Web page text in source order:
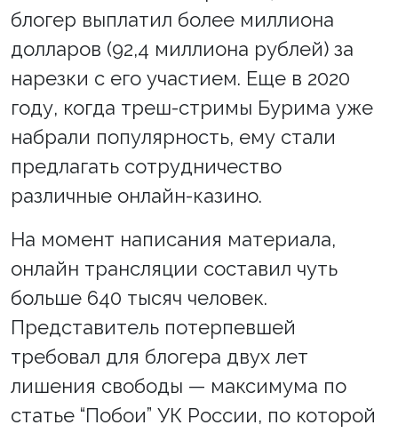
блогер выплатил более миллиона
долларов (92,4 миллиона рублей) за
нарезки с его участием. Еще в 2020
году, когда треш-стримы Бурима уже
набрали популярность, ему стали
предлагать сотрудничество
различные онлайн-казино.
На момент написания материала,
онлайн трансляции составил чуть
больше 640 тысяч человек.
Представитель потерпевшей
требовал для блогера двух лет
лишения свободы — максимума по
статье “Побои” УК России, по которой